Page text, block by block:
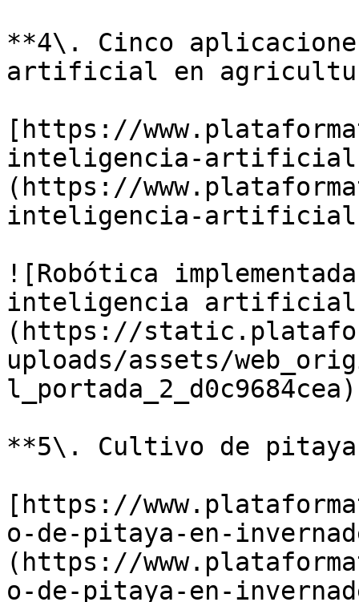
**4\. Cinco
artificial en
[https://
inteligencia-
(https://
inteligencia-
![Robótica
inteligencia
(https://
uploads/assets/
l_portada_2_d0c9684cea)
**5\. Cultivo de pitaya
[https://
o-de-pitaya-en-
(https://
o-de-pitaya-en-